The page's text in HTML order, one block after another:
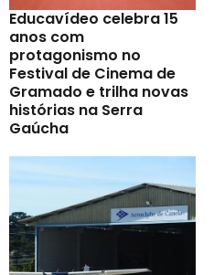
Educavídeo celebra 15
anos com
protagonismo no
Festival de Cinema de
Gramado e trilha novas
histórias na Serra
Gaúcha